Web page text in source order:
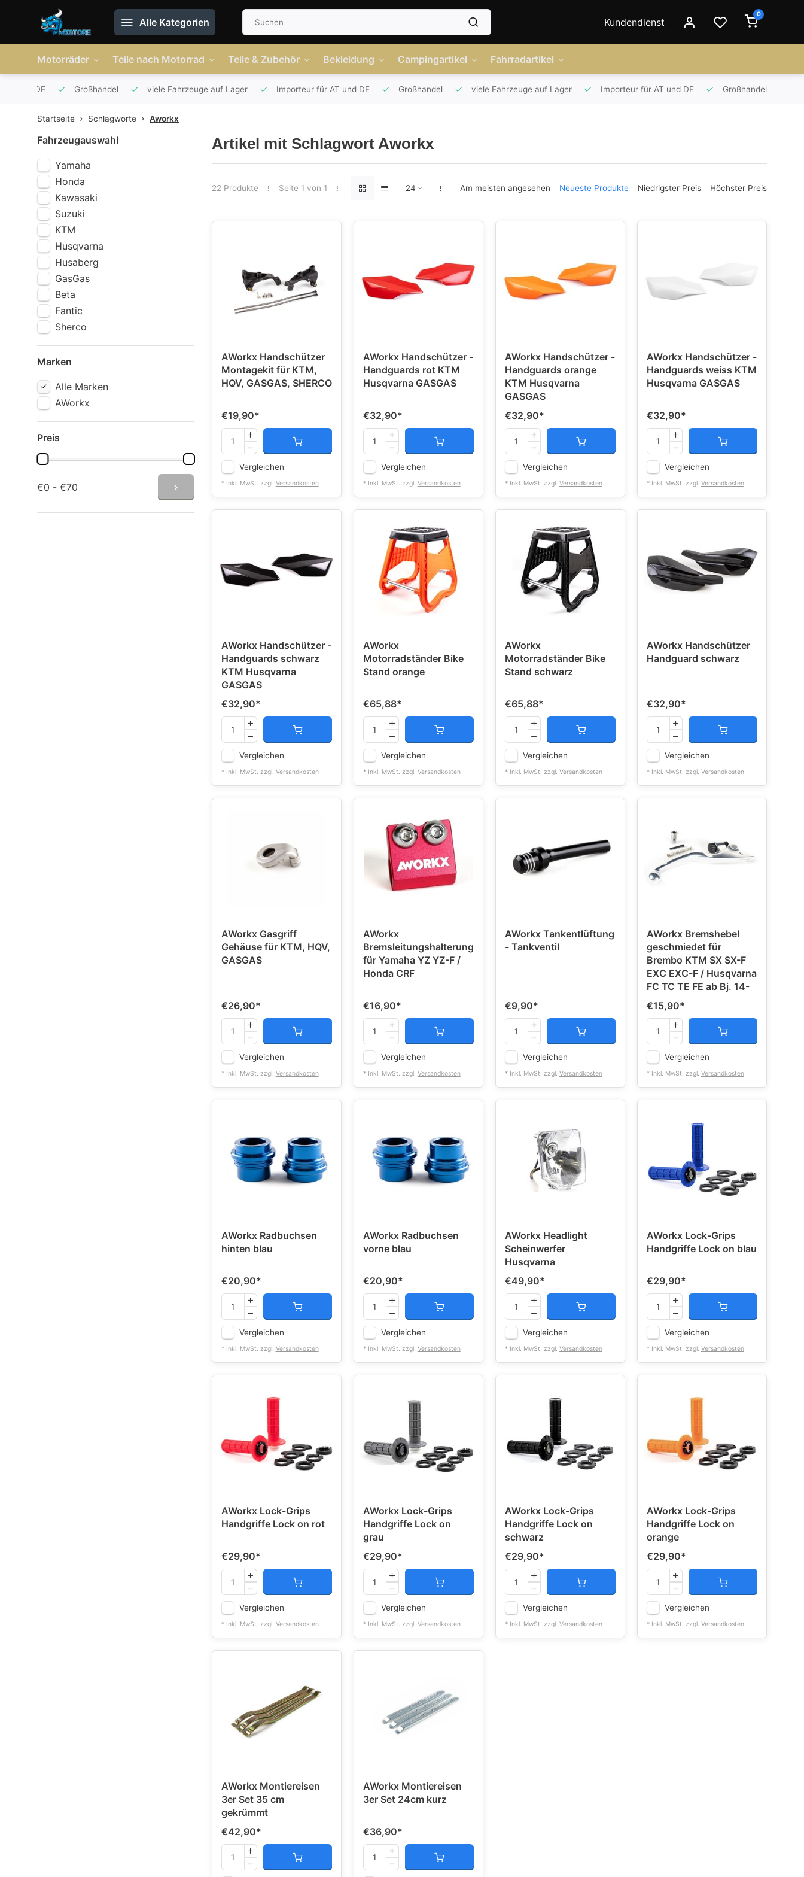
Alle Kategorien Kundendienst
0
Motorräder Teile nach Motorrad Teile & Zubehör Bekleidung Campingartikel Fahrradartikel
und DE Großhandel viele Fahrzeuge auf Lager Importeur für AT und DE Großhandel viele Fahrzeuge auf Lager Importeur für AT und DE Großhandel
Startseite Schlagworte Aworkx
Fahrzeugauswahl
Yamaha
Honda
Kawasaki
Suzuki
KTM
Husqvarna
Husaberg
GasGas
Beta
Fantic
Sherco
Marken
Alle Marken
AWorkx
Preis
€0 - €70
Artikel mit Schlagwort Aworkx
22 Produkte Seite 1 von 1 Am meisten angesehen Neueste Produkte Niedrigster Preis Höchster Preis
AWorkx Handschützer
Montagekit für KTM,
HQV, GASGAS, SHERCO
€19,90*
Vergleichen
* Inkl. MwSt. zzgl. Versandkosten
AWorkx Handschützer -
Handguards rot KTM
Husqvarna GASGAS
€32,90*
Vergleichen
* Inkl. MwSt. zzgl. Versandkosten
AWorkx Handschützer -
Handguards orange
KTM Husqvarna
GASGAS
€32,90*
Vergleichen
* Inkl. MwSt. zzgl. Versandkosten
AWorkx Handschützer -
Handguards weiss KTM
Husqvarna GASGAS
€32,90*
Vergleichen
* Inkl. MwSt. zzgl. Versandkosten
AWorkx Handschützer -
Handguards schwarz
KTM Husqvarna
GASGAS
€32,90*
Vergleichen
* Inkl. MwSt. zzgl. Versandkosten
AWorkx
Motorradständer Bike
Stand orange
€65,88*
Vergleichen
* Inkl. MwSt. zzgl. Versandkosten
AWorkx
Motorradständer Bike
Stand schwarz
€65,88*
Vergleichen
* Inkl. MwSt. zzgl. Versandkosten
AWorkx Handschützer
Handguard schwarz
€32,90*
Vergleichen
* Inkl. MwSt. zzgl. Versandkosten
AWorkx Gasgriff
Gehäuse für KTM, HQV,
GASGAS
€26,90*
Vergleichen
* Inkl. MwSt. zzgl. Versandkosten
AWorkx
Bremsleitungshalterung
für Yamaha YZ YZ-F /
Honda CRF
€16,90*
Vergleichen
* Inkl. MwSt. zzgl. Versandkosten
AWorkx Tankentlüftung
- Tankventil
€9,90*
Vergleichen
* Inkl. MwSt. zzgl. Versandkosten
AWorkx Bremshebel
geschmiedet für
Brembo KTM SX SX-F
EXC EXC-F / Husqvarna
FC TC TE FE ab Bj. 14-
€15,90*
Vergleichen
* Inkl. MwSt. zzgl. Versandkosten
AWorkx Radbuchsen
hinten blau
€20,90*
Vergleichen
* Inkl. MwSt. zzgl. Versandkosten
AWorkx Radbuchsen
vorne blau
€20,90*
Vergleichen
* Inkl. MwSt. zzgl. Versandkosten
AWorkx Headlight
Scheinwerfer
Husqvarna
€49,90*
Vergleichen
* Inkl. MwSt. zzgl. Versandkosten
AWorkx Lock-Grips
Handgriffe Lock on blau
€29,90*
Vergleichen
* Inkl. MwSt. zzgl. Versandkosten
AWorkx Lock-Grips
Handgriffe Lock on rot
€29,90*
Vergleichen
* Inkl. MwSt. zzgl. Versandkosten
AWorkx Lock-Grips
Handgriffe Lock on
grau
€29,90*
Vergleichen
* Inkl. MwSt. zzgl. Versandkosten
AWorkx Lock-Grips
Handgriffe Lock on
schwarz
€29,90*
Vergleichen
* Inkl. MwSt. zzgl. Versandkosten
AWorkx Lock-Grips
Handgriffe Lock on
orange
€29,90*
Vergleichen
* Inkl. MwSt. zzgl. Versandkosten
AWorkx Montiereisen
3er Set 35 cm
gekrümmt
€42,90*
AWorkx Montiereisen
3er Set 24cm kurz
€36,90*